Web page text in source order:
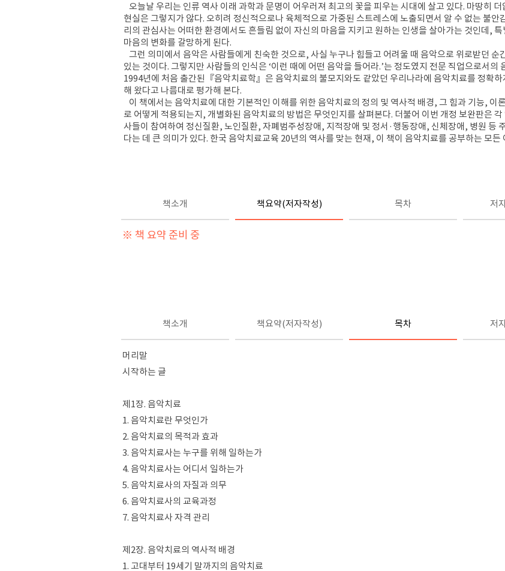
오늘날 우리는 인류 역사 이래 과학과 문명이 어우러져 최고의 꽃을 피우는 시대에 살고 있다. 마땅히
현실은 그렇지가 않다. 오히려 정신적으로나 육체적으로 가중된 스트레스에 노출되면서 알 수 없는 불
리의 관심사는 어떠한 환경에서도 흔들림 없이 자신의 마음을 지키고 원하는 인생을 살아가는 것인데,
마음의 변화를 갈망하게 된다.
그런 의미에서 음악은 사람들에게 친숙한 것으로, 사실 누구나 힘들고 어려울 때 음악으로 위로받던 순
있는 것이다. 그렇지만 사람들의 인식은 ‘이런 때에 어떤 음악을 들어라.’는 정도였지 전문 직업으로서의
1994년에 처음 출간된『음악치료학』은 음악치료의 불모지와도 같았던 우리나라에 음악치료를 정확
해 왔다고 나름대로 평가해 본다.
이 책에서는 음악치료에 대한 기본적인 이해를 위한 음악치료의 정의 및 역사적 배경, 그 힘과 기능, 이
로 어떻게 적용되는지, 개별화된 음악치료의 방법은 무엇인지를 살펴본다. 더불어 이번 개정 보완판은
사들이 참여하여 정신질환, 노인질환, 자폐범주성장애, 지적장애 및 정서·행동장애, 신체장애, 병원 등
다는 데 큰 의미가 있다. 한국 음악치료교육 20년의 역사를 맞는 현재, 이 책이 음악치료를 공부하는 모든
책소개 책요약(저자작성) 목차 저
※ 책 요약 준비 중
책소개 책요약(저자작성) 목차 저
머리말
시작하는 글
제1장. 음악치료
1. 음악치료란 무엇인가
2. 음악치료의 목적과 효과
3. 음악치료사는 누구를 위해 일하는가
4. 음악치료사는 어디서 일하는가
5. 음악치료사의 자질과 의무
6. 음악치료사의 교육과정
7. 음악치료사 자격 관리
제2장. 음악치료의 역사적 배경
1. 고대부터 19세기 말까지의 음악치료